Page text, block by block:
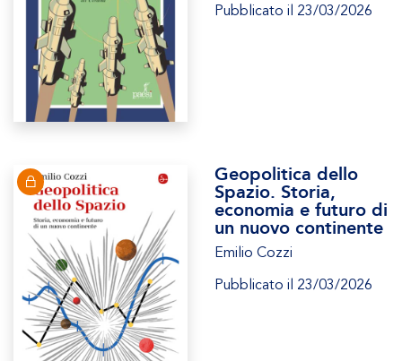
Pubblicato il 23/03/2026
Geopolitica dello
Spazio. Storia,
economia e futuro di
un nuovo continente
Emilio Cozzi
Pubblicato il 23/03/2026